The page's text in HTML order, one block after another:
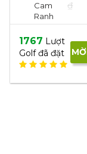
MỜI XEM